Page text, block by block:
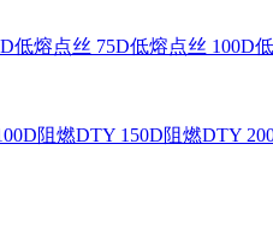
低熔点丝 75D低熔点丝 100D
阻燃DTY 150D阻燃DTY